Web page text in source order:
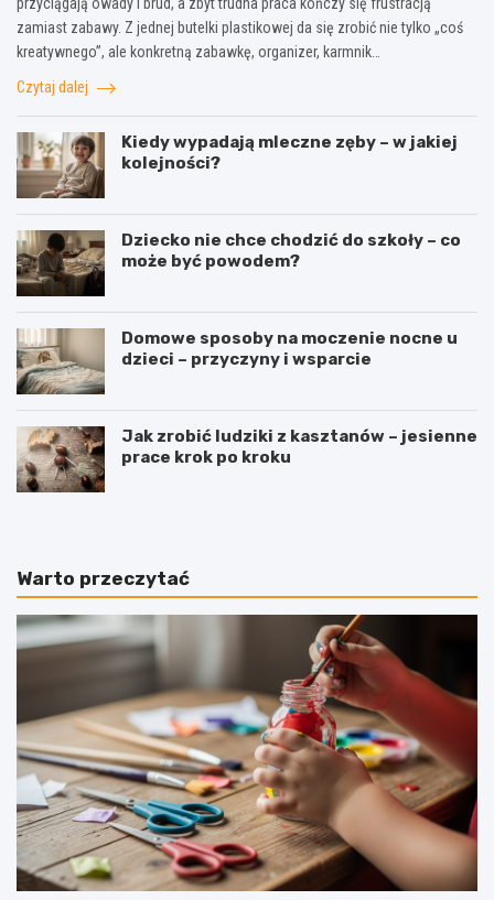
przyciągają owady i brud, a zbyt trudna praca kończy się frustracją
zamiast zabawy. Z jednej butelki plastikowej da się zrobić nie tylko „coś
kreatywnego”, ale konkretną zabawkę, organizer, karmnik…
Czytaj dalej
Kiedy wypadają mleczne zęby – w jakiej
kolejności?
Dziecko nie chce chodzić do szkoły – co
może być powodem?
Domowe sposoby na moczenie nocne u
dzieci – przyczyny i wsparcie
Jak zrobić ludziki z kasztanów – jesienne
prace krok po kroku
Warto przeczytać